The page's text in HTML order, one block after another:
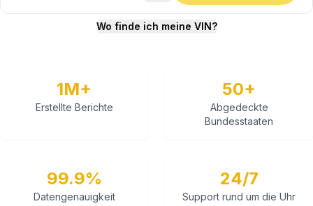
Wo finde ich meine VIN?
1M+
Erstellte Berichte
50+
Abgedeckte
Bundesstaaten
99.9%
Datengenauigkeit
24/7
Support rund um die Uhr